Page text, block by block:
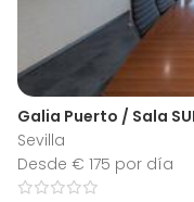
Galia Puerto / Sala
Sevilla
Desde € 175 por día